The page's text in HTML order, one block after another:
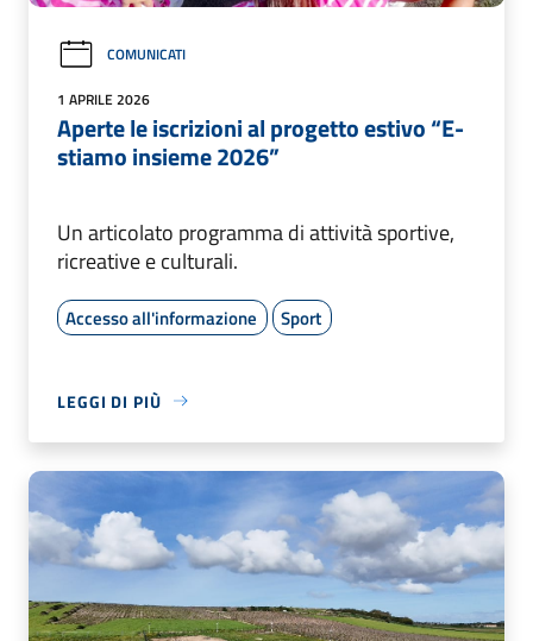
COMUNICATI
1 APRILE 2026
Aperte le iscrizioni al progetto estivo “E-
stiamo insieme 2026”
Un articolato programma di attività sportive,
ricreative e culturali.
Accesso all'informazione Sport
LEGGI DI PIÙ